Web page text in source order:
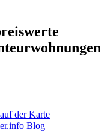
der Karte
Blog